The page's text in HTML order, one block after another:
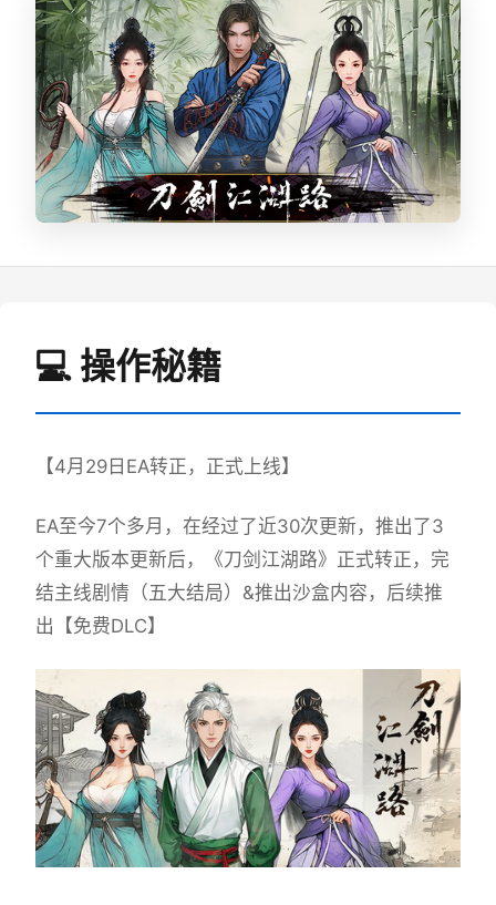
💻 操作秘籍
【4月29日EA转正，正式上线】
EA至今7个多月，在经过了近30次更新，推出了3
个重大版本更新后，《刀剑江湖路》正式转正，完
结主线剧情（五大结局）&推出沙盒内容，后续推
出【免费DLC】